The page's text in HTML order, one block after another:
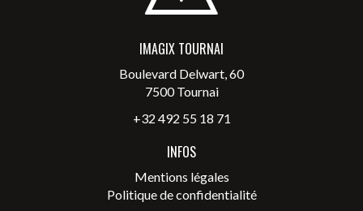
IMAGIX TOURNAI
Boulevard Delwart, 60
7500 Tournai
+32 492 55 18 71
INFOS
Mentions légales
Politique de confidentialité